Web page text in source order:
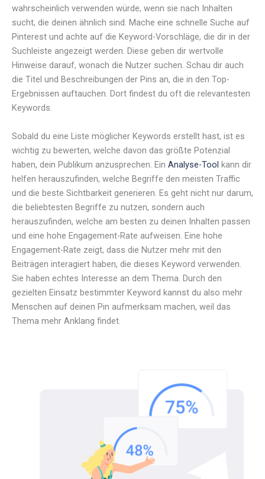
wahrscheinlich verwenden würde, wenn sie nach Inhalten
sucht, die deinen ähnlich sind. Mache eine schnelle Suche auf
Pinterest und achte auf die Keyword-Vorschläge, die dir in der
Suchleiste angezeigt werden. Diese geben dir wertvolle
Hinweise darauf, wonach die Nutzer suchen. Schau dir auch
die Titel und Beschreibungen der Pins an, die in den Top-
Ergebnissen auftauchen. Dort findest du oft die relevantesten
Keywords.
Sobald du eine Liste möglicher Keywords erstellt hast, ist es
wichtig zu bewerten, welche davon das größte Potenzial
haben, dein Publikum anzusprechen. Ein Analyse-Tool kann dir
helfen herauszufinden, welche Begriffe den meisten Traffic
und die beste Sichtbarkeit generieren. Es geht nicht nur darum,
die beliebtesten Begriffe zu nutzen, sondern auch
herauszufinden, welche am besten zu deinen Inhalten passen
und eine hohe Engagement-Rate aufweisen. Eine hohe
Engagement-Rate zeigt, dass die Nutzer mehr mit den
Beiträgen interagiert haben, die dieses Keyword verwenden.
Sie haben echtes Interesse an dem Thema. Durch den
gezielten Einsatz bestimmter Keyword kannst du also mehr
Menschen auf deinen Pin aufmerksam machen, weil das
Thema mehr Anklang findet.